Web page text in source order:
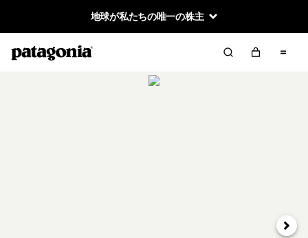
地球が私たちの唯一の株主
次へ